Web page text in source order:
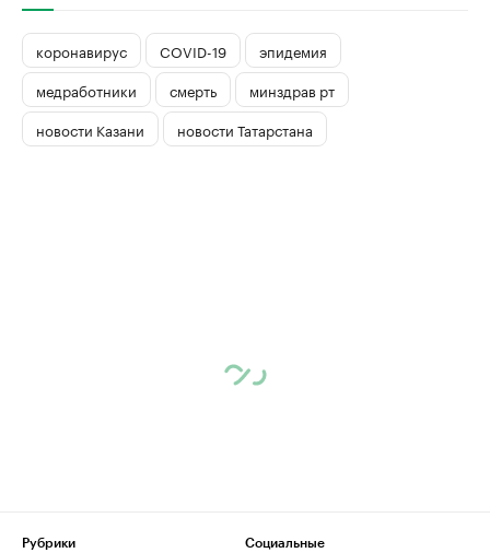
коронавирус COVID-19
эпидемия
медработники
смерть
минздрав рт
новости Казани
новости Татарстана
Рубрики
Социальные